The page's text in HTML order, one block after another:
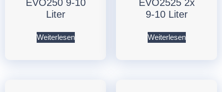
EVO250 9-10
Liter
Weiterlesen
EVO2525 2x
9-10 Liter
Weiterlesen